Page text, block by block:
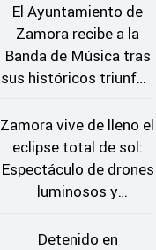
El Ayuntamiento de
Zamora recibe a la
Banda de Música tras
sus históricos triunfos
Zamora vive de lleno el
eclipse total de sol:
Espectáculo de drones
luminosos y
Estrellas
Detenido en